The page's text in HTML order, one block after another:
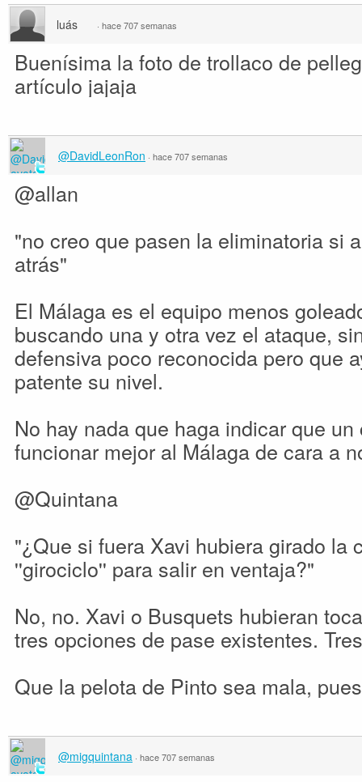
luás · hace 707 semanas
Buenísima la foto de trollaco de
artículo jajaja
@DavidLeonRon · hace 707 semanas
@allan
"no creo que pasen la eliminatoria si
atrás"
El Málaga es el equipo menos
buscando una y otra vez el ataque,
defensiva poco reconocida pero que
patente su nivel.
No hay nada que haga indicar que
funcionar mejor al Málaga de cara a
@Quintana
"¿Que si fuera Xavi hubiera girado la
''girociclo'' para salir en ventaja?"
No, no. Xavi o Busquets hubieran
tres opciones de pase existentes.
Que la pelota de Pinto sea mala,
@migquintana · hace 707 semanas